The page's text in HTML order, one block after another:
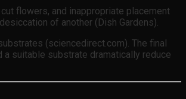
flowers, and inappropriate placement
of another (Dish Gardens).
(sciencedirect.com). The final
a suitable substrate dramatically reduce